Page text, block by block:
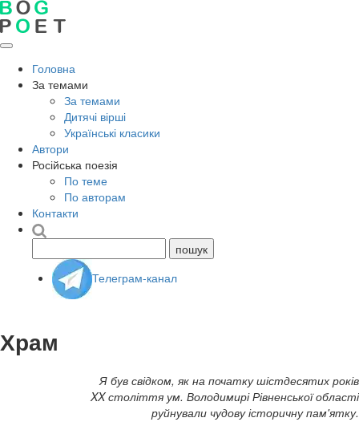
Головна
За темами
За темами
Дитячі вірші
Українські класики
Автори
Російська поезія
По теме
По авторам
Контакти
Телеграм-канал
Храм
Я був свідком, як на початку шістдесятих років
XX століття ум. Володимирі Рівненської області
руйнували чудову історичну пам'ятку.